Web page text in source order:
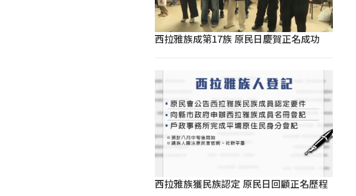
西拉雅族成第17族 原民日慶賀正名成功
西拉雅族獲民族認定 原民日回顧正名歷程